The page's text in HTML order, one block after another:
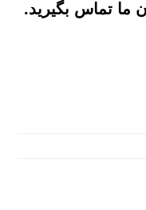
ما تماس بگیرید.